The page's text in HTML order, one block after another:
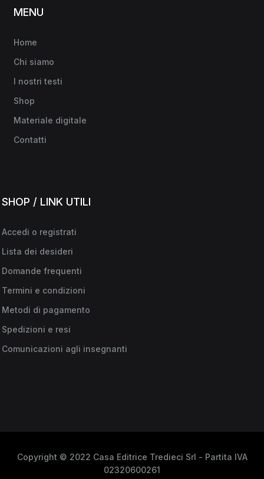
MENU
Home
Chi siamo
I nostri testi
Shop
Materiale digitale
Contatti
SHOP / LINK UTILI
Accedi o registrati
Lista dei desideri
Domande frequenti
Termini e condizioni
Metodi di pagamento
Spedizioni e resi
Comunicazioni agli insegnanti
Copyright © 2022 Casa Editrice Tredieci Srl - Partita IVA
02320600261